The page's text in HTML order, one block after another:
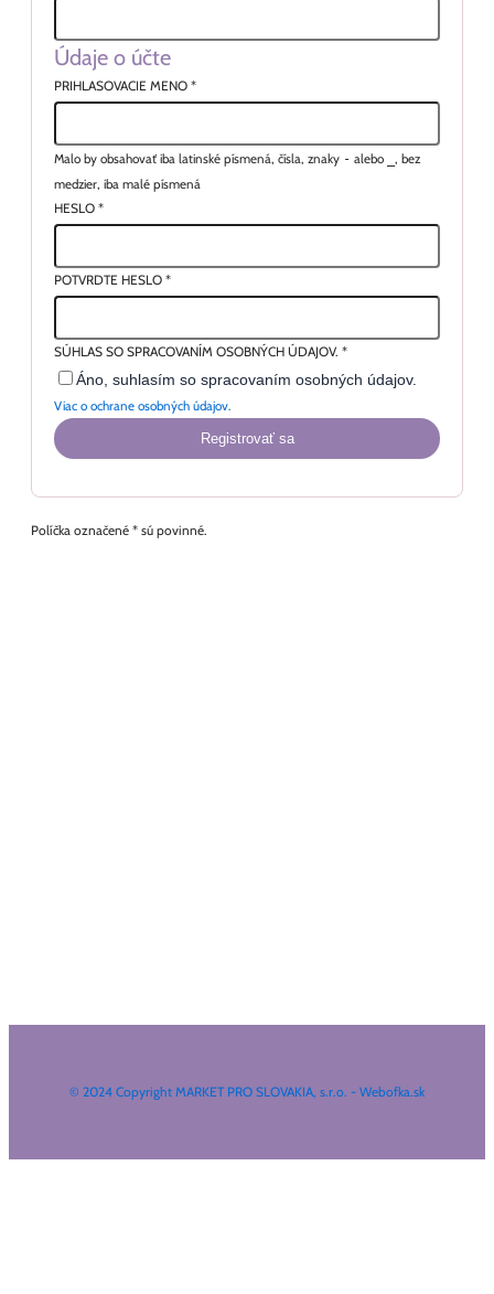
Údaje o účte
PRIHLASOVACIE MENO *
Malo by obsahovať iba latinské písmená, čísla, znaky - alebo
, bez
medzier, iba malé písmená
HESLO *
POTVRDTE HESLO *
SÚHLAS SO SPRACOVANÍM OSOBNÝCH ÚDAJOV. *
Áno, suhlasím so spracovaním osobných údajov.
Viac o ochrane osobných údajov.
Registrovať sa
Políčka označené * sú povinné.
© 2024 Copyright MARKET PRO SLOVAKIA, s.r.o. - Webofka.sk